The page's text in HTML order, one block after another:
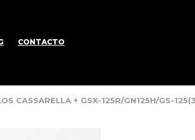
CONTACTO
CASSARELLA + GSX-125R/GN125H/GS-